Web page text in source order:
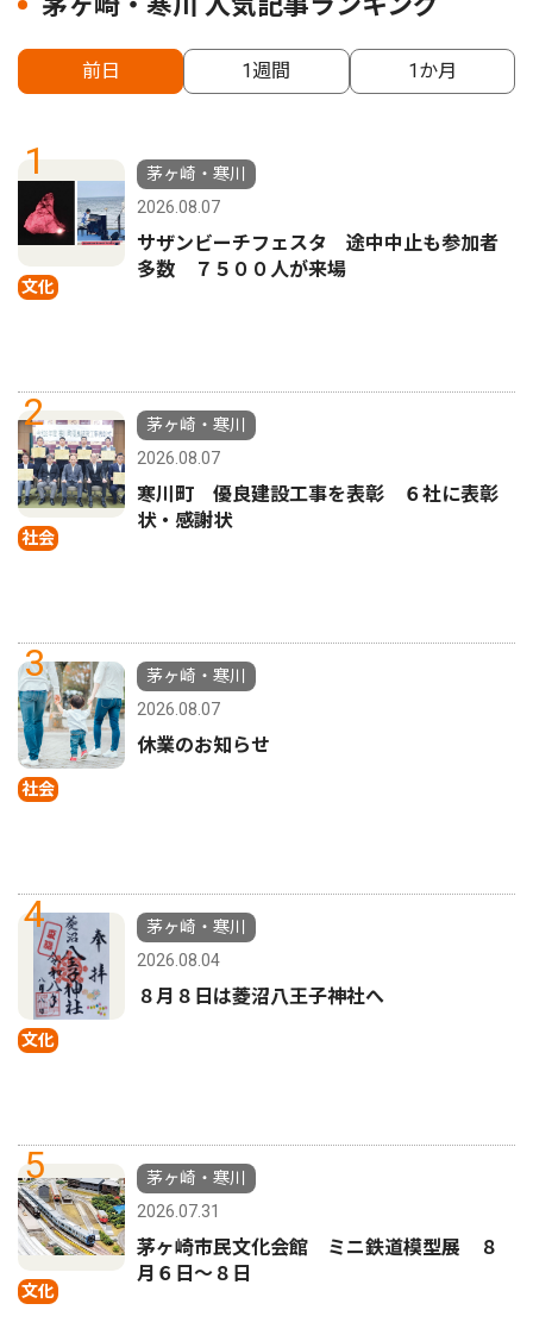
前日 1週間 1か月
1
文化
茅ヶ崎・寒川
2026.08.07
サザンビーチフェスタ 途中中止も参加者
多数 ７５００人が来場
2
社会
茅ヶ崎・寒川
2026.08.07
寒川町 優良建設工事を表彰 ６社に表彰
状・感謝状
3
社会
茅ヶ崎・寒川
2026.08.07
休業のお知らせ
4
文化
茅ヶ崎・寒川
2026.08.04
８月８日は菱沼八王子神社へ
5
文化
茅ヶ崎・寒川
2026.07.31
茅ヶ崎市民文化会館 ミニ鉄道模型展 ８
月６日〜８日